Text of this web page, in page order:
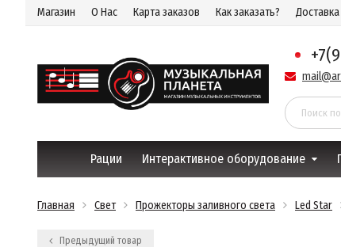
Магазин О Нас Карта заказов Как заказать?
Рации Интерактивное оборудование
Главная Свет Прожекторы заливного света Led Star
Предыдущий товар